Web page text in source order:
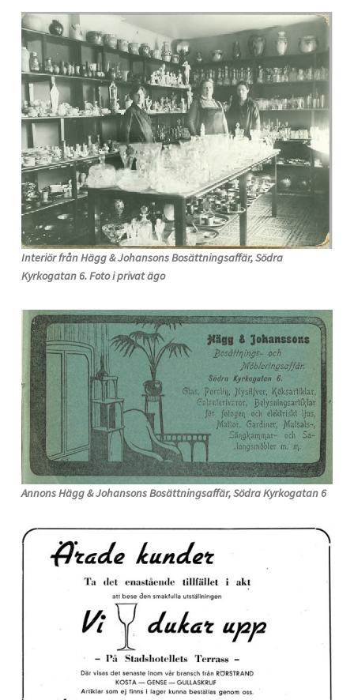
Interiör från Hägg & Johansons Bosättningsaffär, Södra
Kyrkogatan 6. Foto i privat ägo
Annons Hägg & Johansons Bosättningsaffär, Södra Kyrkogatan 6